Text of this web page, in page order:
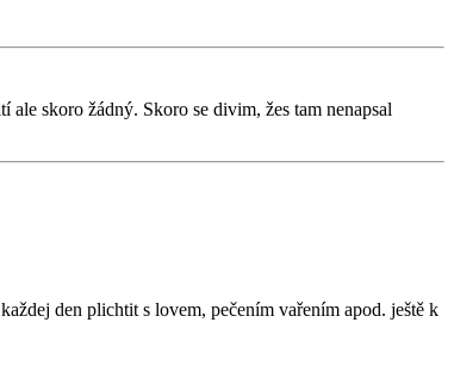
skoro žádný. Skoro se divim, žes tam nenapsal
den plichtit s lovem, pečením vařením apod. ještě k